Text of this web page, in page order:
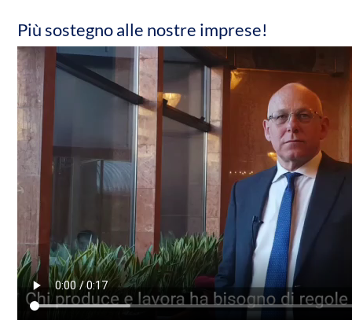
Più sostegno alle nostre imprese!